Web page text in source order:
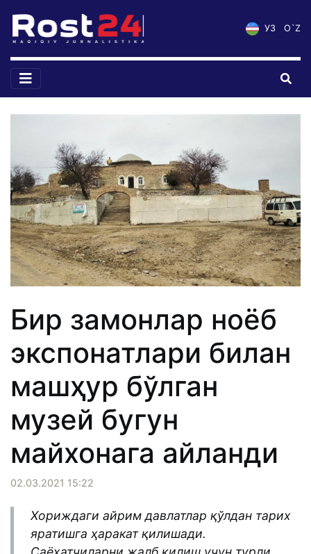
УЗ O`Z
Бир замонлар ноёб
экспонатлари билан
машҳур бўлган
музей бугун
майхонага айланди
02.03.2021 15:22
Хориждаги айрим давлатлар қўлдан тарих
яратишга ҳаракат қилишади.